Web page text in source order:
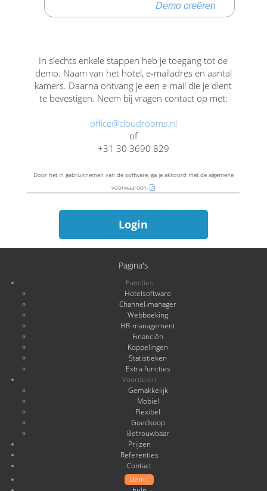
Demo creëren
In slechts enkele stappen heb je toegang tot de
demo. Naam van het hotel, e-mailadres en aantal
kamers. Daarna ontvang je een e-mail die je dient
te bevestigen. Neem bij vragen contact op met:
office@cloudrooms.nl
of
+31 30 3690 829
Door het in gebruiknemen van de software, ga je akkoord met de algemene
voorwaarden.
Login
Pagina's
Functies
Hotelsoftware
Channel-manager
Webboeking
HR-management
Financiën
Koppelingen
Statistieken
Extra functies
Voordelen
Gemakkelijk
Mobiel
Flexibel
Goedkoop
Betrouwbaar
Prijzen
Referenties
Contact
Demo